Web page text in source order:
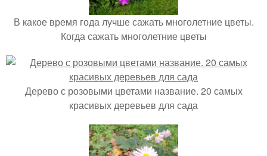
В какое время года лучше сажать многолетние цветы.
Когда сажать многолетние цветы
Дерево с розовыми цветами название. 20 самых
красивых деревьев для сада